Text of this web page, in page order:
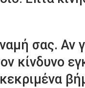
σας. Αν
κίνδυνο